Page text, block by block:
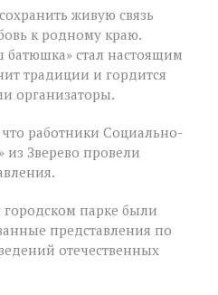
живую связь
к родному краю.
стал настоящим
традиции и гордится
организаторы.
работники Социально-
из Зверево провели
городском парке были
представления по
отечественных